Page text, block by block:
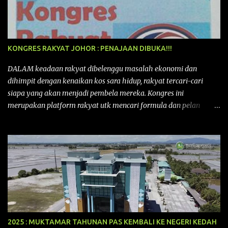
KONGRES RAKYAT JOHOR : PENAJAAN DIBUKA!!!
DALAM keadaan rakyat dibelenggu masalah ekonomi dan
dihimpit dengan kenaikan kos sara hidup, rakyat tercari-cari
siapa yang akan menjadi pembela mereka. Kongres ini
merupakan platform rakyat utk mencari formula dan pelan
pertama yang telah diadakan pada 12 September 2015 di Shah
Alam, Selangor, di peringkat kebangsaan dengan tema
“MEMBINA MALAYSIA SEJAHTERA”, Kongre s Rakyat di
peringkat negeri-negeri mula diadakan. Isu-isu rakyat yang telah
ditimbulkan di peringkat kebangsaan termasuklah isu-isu
ekonomi, sosial, pendidikan, pengurusan sumber, kesihatan,
budaya, pembangunan bandar dan desa, kos dan kualiti hidup
2025 : MUKTAMAR TAHUNAN PAS KEMBALI KE NEGERI KEDAH